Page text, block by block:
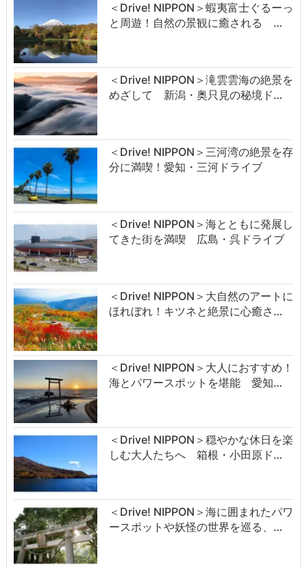
＜Drive! NIPPON＞蝦夷富士ぐるーっ
と周遊！自然の景観に癒される …
＜Drive! NIPPON＞滝雲雲海の絶景を
めざして 新潟・奥只見の秘境ド…
＜Drive! NIPPON＞三河湾の絶景を存
分に満喫！愛知・三河ドライブ
＜Drive! NIPPON＞海とともに発展し
てきた街を満喫 広島・呉ドライブ
＜Drive! NIPPON＞大自然のアートに
ほれぼれ！キツネと絶景に心癒さ…
＜Drive! NIPPON＞大人におすすめ！
海とパワースポットを堪能 愛知…
＜Drive! NIPPON＞穏やかな休日を楽
しむ大人たちへ 箱根・小田原ド…
＜Drive! NIPPON＞海に囲まれたパワ
ースポットや妖怪の世界を巡る、…